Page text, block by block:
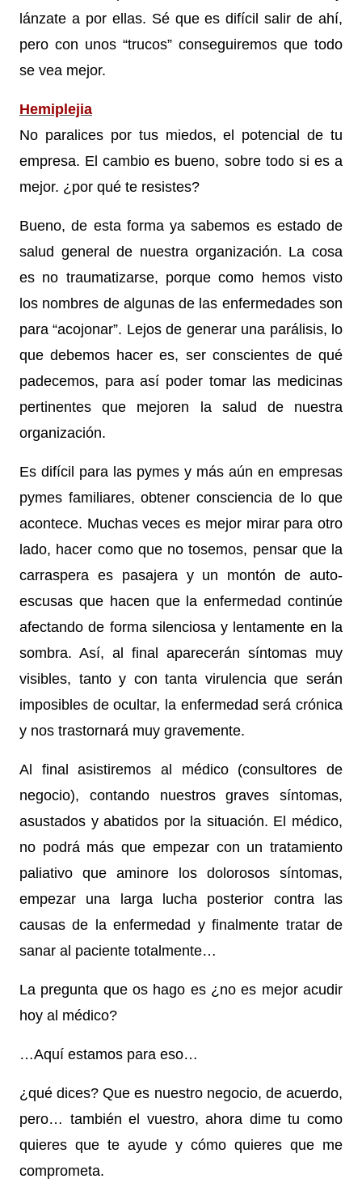
lánzate a por ellas. Sé que es difícil salir de ahí,
pero con unos “trucos” conseguiremos que todo
se vea mejor.
Hemiplejia
No paralices por tus miedos, el potencial de tu
empresa. El cambio es bueno, sobre todo si es a
mejor. ¿por qué te resistes?
Bueno, de esta forma ya sabemos es estado de
salud general de nuestra organización. La cosa
es no traumatizarse, porque como hemos visto
los nombres de algunas de las enfermedades son
para “acojonar”. Lejos de generar una parálisis, lo
que debemos hacer es, ser conscientes de qué
padecemos, para así poder tomar las medicinas
pertinentes que mejoren la salud de nuestra
organización.
Es difícil para las pymes y más aún en empresas
pymes familiares, obtener consciencia de lo que
acontece. Muchas veces es mejor mirar para otro
lado, hacer como que no tosemos, pensar que la
carraspera es pasajera y un montón de auto-
escusas que hacen que la enfermedad continúe
afectando de forma silenciosa y lentamente en la
sombra. Así, al final aparecerán síntomas muy
visibles, tanto y con tanta virulencia que serán
imposibles de ocultar, la enfermedad será crónica
y nos trastornará muy gravemente.
Al final asistiremos al médico (consultores de
negocio), contando nuestros graves síntomas,
asustados y abatidos por la situación. El médico,
no podrá más que empezar con un tratamiento
paliativo que aminore los dolorosos síntomas,
empezar una larga lucha posterior contra las
causas de la enfermedad y finalmente tratar de
sanar al paciente totalmente…
La pregunta que os hago es ¿no es mejor acudir
hoy al médico?
…Aquí estamos para eso…
¿qué dices? Que es nuestro negocio, de acuerdo,
pero… también el vuestro, ahora dime tu como
quieres que te ayude y cómo quieres que me
comprometa.